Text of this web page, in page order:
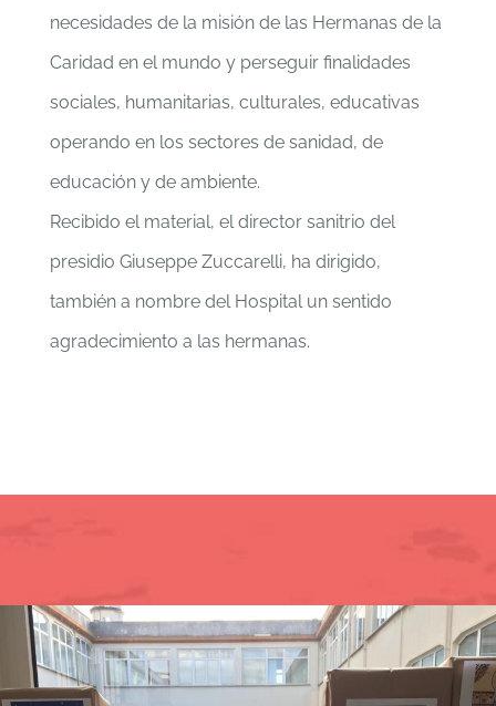
necesidades de la misión de las Hermanas de la
Caridad en el mundo y perseguir finalidades
sociales, humanitarias, culturales, educativas
operando en los sectores de sanidad, de
educación y de ambiente.
Recibido el material, el director sanitrio del
presidio Giuseppe Zuccarelli, ha dirigido,
también a nombre del Hospital un sentido
agradecimiento a las hermanas.